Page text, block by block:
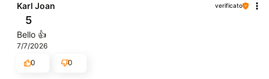
Karl Joan verificato
5
Bello 👍
7/7/2026
0
0